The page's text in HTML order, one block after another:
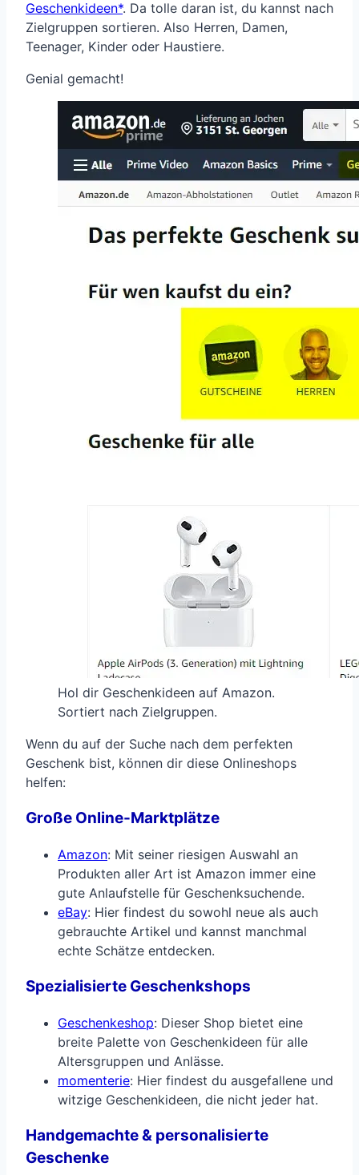
Geschenkideen . Da tolle daran ist, du kannst nach
Zielgruppen sortieren. Also Herren, Damen,
Teenager, Kinder oder Haustiere.
Genial gemacht!
Hol dir Geschenkideen auf Amazon.
Sortiert nach Zielgruppen.
Wenn du auf der Suche nach dem perfekten
Geschenk bist, können dir diese Onlineshops
helfen:
Große Online-Marktplätze
Amazon: Mit seiner riesigen Auswahl an
Produkten aller Art ist Amazon immer eine
gute Anlaufstelle für Geschenksuchende.
eBay: Hier findest du sowohl neue als auch
gebrauchte Artikel und kannst manchmal
echte Schätze entdecken.
Spezialisierte Geschenkshops
Geschenkeshop: Dieser Shop bietet eine
breite Palette von Geschenkideen für alle
Altersgruppen und Anlässe.
momenterie: Hier findest du ausgefallene und
witzige Geschenkideen, die nicht jeder hat.
Handgemachte & personalisierte
Geschenke